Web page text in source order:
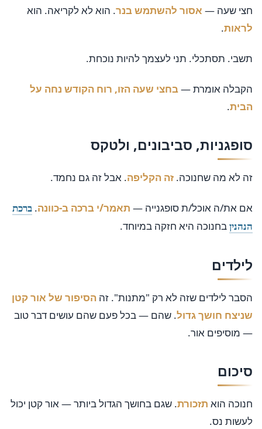
חצי שעה — אסור להשתמש בנר. הוא לא לקריאה. הוא
לראות.
תשבי. תסתכלי. תני לעצמך להיות נוכחת.
הקבלה אומרת —בחצי שעה הזו, רוח הקודש נחה על
הבית.
סופגניות, סביבונים, ולטקס
זה לא מה שחנוכה. זה הקליפה. אבל זה גם נחמד.
אם את/ה אוכל/ת סופגנייה — תאמר/י ברכה ב-כוונה. ברכת
הנהנין בחנוכה היא חזקה במיוחד.
לילדים
הסבר לילדים שזה לא רק "מתנות". זה הסיפור של אור קטן
שניצח חושך גדול. שהם — בכל פעם שהם עושים דבר טוב
— מוסיפים אור.
סיכום
חנוכה הוא תזכורת. שגם בחושך הגדול ביותר — אור קטן יכול
לעשות נס.